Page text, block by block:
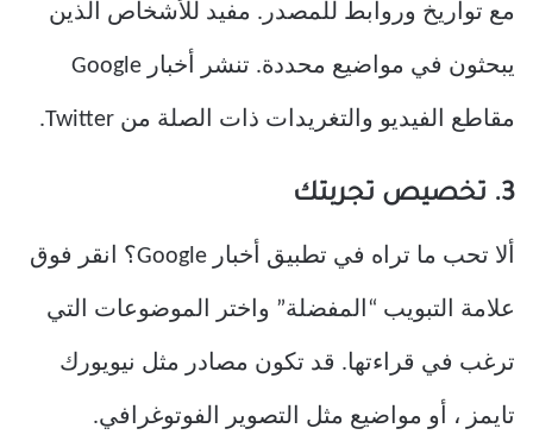
مع تواريخ وروابط للمصدر. مفيد للأشخاص الذين
يبحثون في مواضيع محددة. تنشر أخبار Google
مقاطع الفيديو والتغريدات ذات الصلة من Twitter.
3. تخصيص تجربتك
ألا تحب ما تراه في تطبيق أخبار Google؟ انقر فوق
علامة التبويب “المفضلة” واختر الموضوعات التي
ترغب في قراءتها. قد تكون مصادر مثل نيويورك
تايمز ، أو مواضيع مثل التصوير الفوتوغرافي.